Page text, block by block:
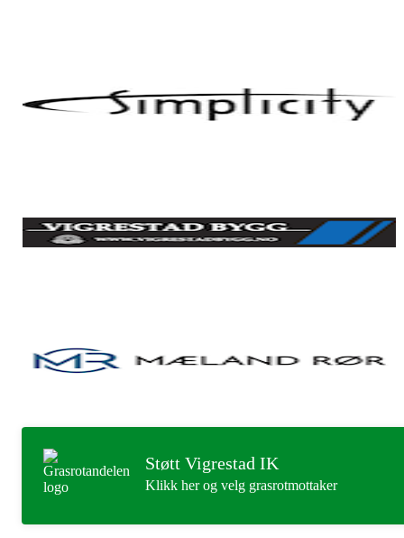
Støtt Vigrestad IK
Klikk her og velg grasrotmottaker